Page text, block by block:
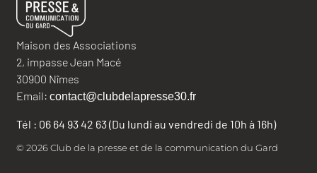
Maison des Associations
2, impasse Jean Macé
30900 Nîmes
Email: contact@clubdelapresse30.fr
Tél : 06 64 93 42 63 (Du lundi au vendredi de 10h à 16h)
© 2026 Club de la presse et de la communication du Gard